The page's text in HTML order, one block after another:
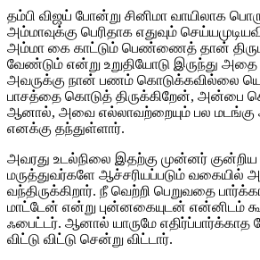
தம்பி விஜய் போன்று சினிமா வாயிலாக
அம்மாவுக்கு பெரிதாக எதுவும்
அம்மா கை காட்டும் பெண்ணைத் தான்
வேண்டும் என்று உறுதியோடு இருந்து
அவருக்கு நான் பணம் கொடுக்கவில்லை
பாசத்தை கொடுத் திருக்கிறேன், அன்பை
ஆனால், அவை எல்லாவற்றையும் பல மடங்கு
எனக்கு தந்துள்ளார்.
அவரது உடல்நிலை இதற்கு முன்னர்
மருத்துவர்களே ஆச்சரியப்படும் வகையில்
வந்திருக்கிறார். நீ வெற்றி பெறுவதை
மாட்டேன் என்று புன்னகையுடன் என்னிடம்
ஃபைட்டர். ஆனால் யாருமே
விட்டு விட்டு சென்று விட்டார்.